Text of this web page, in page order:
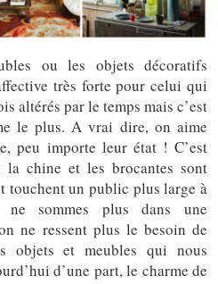
ou les objets décoratifs
très forte pour celui qui
altérés par le temps mais c’est
le plus. A vrai dire, on aime
peu importe leur état ! C’est
chine et les brocantes sont
touchent un public plus large à
sommes plus dans une
ne ressent plus le besoin de
objets et meubles qui nous
d’une part, le charme de